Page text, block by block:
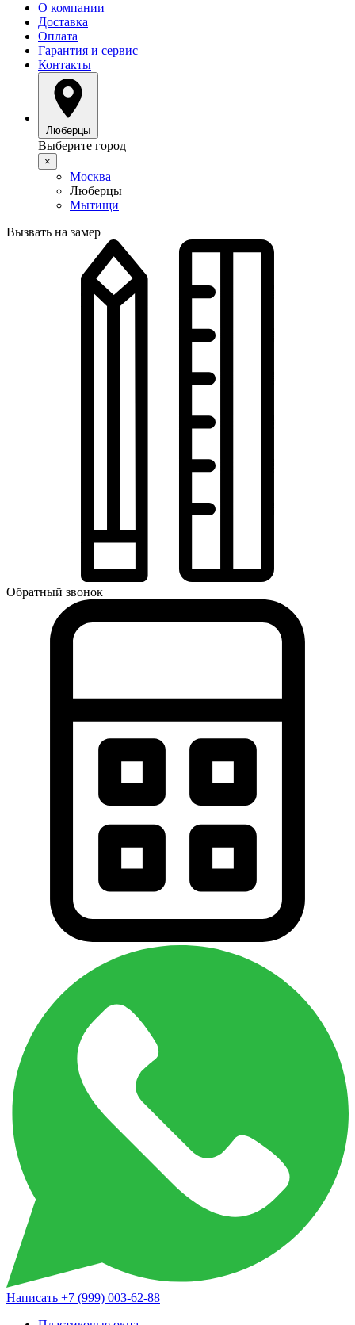
О компании
Доставка
Оплата
Гарантия и сервис
Контакты
Люберцы
Выберите город
×
Москва
Люберцы
Мытищи
Вызвать на замер
Обратный звонок
Написать +7 (999) 003-62-88